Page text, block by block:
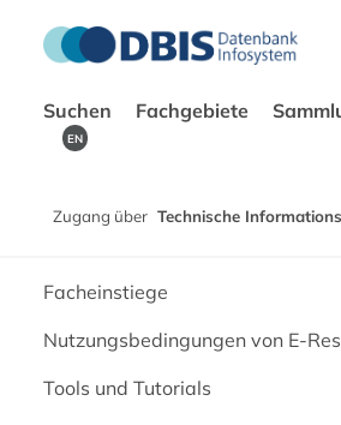
Suchen Fachgebiete
EN
Zugang über Technische
Facheinstiege
Nutzungsbedingungen von E-
Tools und Tutorials